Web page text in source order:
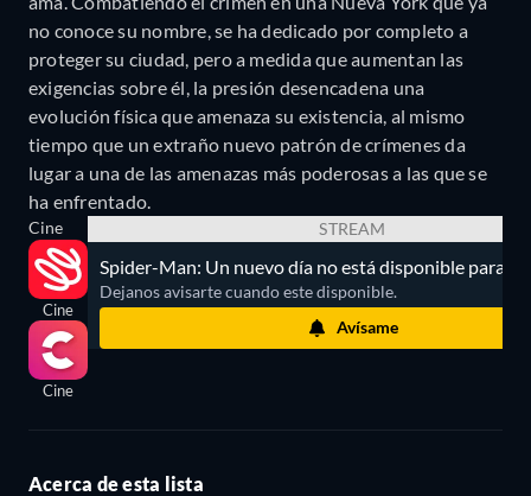
no conoce su nombre, se ha dedicado por completo a
proteger su ciudad, pero a medida que aumentan las
exigencias sobre él, la presión desencadena una
evolución física que amenaza su existencia, al mismo
tiempo que un extraño nuevo patrón de crímenes da
lugar a una de las amenazas más poderosas a las que se
ha enfrentado.
Cine
Cine
Cine
STREAM
Spider-Man: Un nuevo día no está disponible para
Dejanos avisarte cuando este disponible.
Avísame
Acerca de esta lista